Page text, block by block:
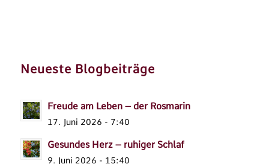
Neueste Blogbeiträge
Freude am Leben – der Rosmarin
17. Juni 2026 - 7:40
Gesundes Herz – ruhiger Schlaf
9. Juni 2026 - 15:40